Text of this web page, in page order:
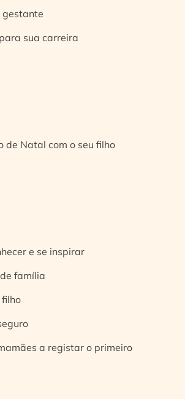
gestante
sua carreira
de Natal com o seu filho
e se inspirar
família
a registar o primeiro